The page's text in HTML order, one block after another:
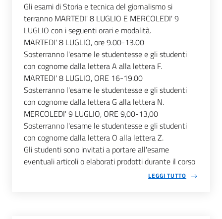
Gli esami di Storia e tecnica del giornalismo si
terranno MARTEDI' 8 LUGLIO E MERCOLEDI' 9
LUGLIO con i seguenti orari e modalità.
MARTEDI' 8 LUGLIO, ore 9.00-13.00
Sosterranno l'esame le studentesse e gli studenti
con cognome dalla lettera A alla lettera F.
MARTEDI' 8 LUGLIO, ORE 16-19.00
Sosterranno l'esame le studentesse e gli studenti
con cognome dalla lettera G alla lettera N.
MERCOLEDI' 9 LUGLIO, ORE 9,00-13,00
Sosterranno l'esame le studentesse e gli studenti
con cognome dalla lettera O alla lettera Z.
Gli studenti sono invitati a portare all'esame
eventuali articoli o elaborati prodotti durante il corso
LEGGI TUTTO